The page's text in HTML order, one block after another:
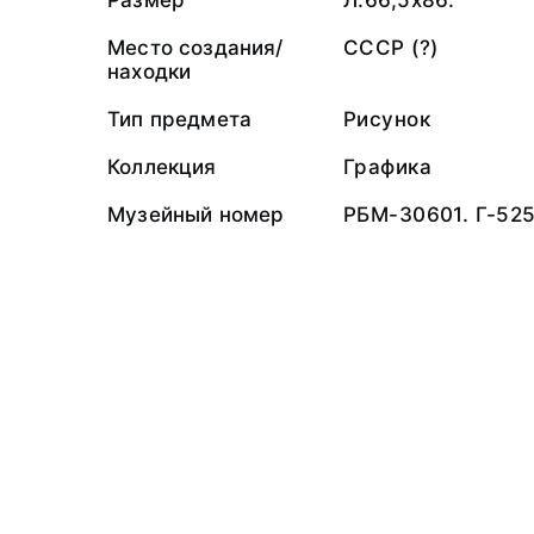
Место создания/
находки
СССР (?)
Тип предмета
Рисунок
Коллекция
Графика
Музейный номер
РБМ-30601. Г-